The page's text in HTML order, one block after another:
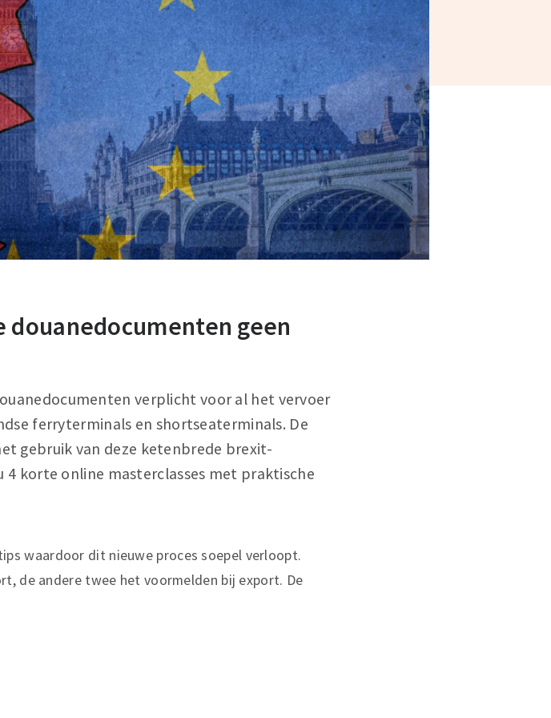
geen
verplicht voor al het vervoer
ferryterminals en shortseaterminals. De
gebruik van deze ketenbrede brexit-
4 korte online masterclasses met praktische
waardoor dit nieuwe proces soepel verloopt.
de andere twee het voormelden bij export. De